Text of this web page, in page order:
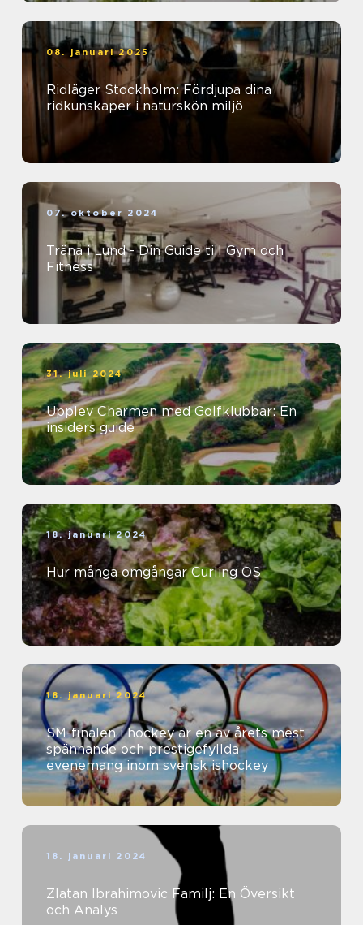
08. januari 2025
Ridläger Stockholm: Fördjupa dina
ridkunskaper i naturskön miljö
07. oktober 2024
Träna i Lund - Din Guide till Gym och
Fitness
31. juli 2024
Upplev Charmen med Golfklubbar: En
insiders guide
18. januari 2024
Hur många omgångar Curling OS
18. januari 2024
SM-finalen i hockey är en av årets mest
spännande och prestigefyllda
evenemang inom svensk ishockey
18. januari 2024
Zlatan Ibrahimovic Familj: En Översikt
och Analys